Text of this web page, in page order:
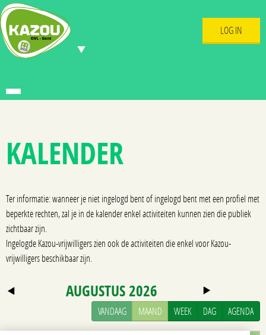
LOG IN
KALENDER
Ter informatie: wanneer je niet ingelogd bent of ingelogd bent met een profiel met
beperkte rechten, zal je in de kalender enkel activiteiten kunnen zien die publiek
zichtbaar zijn.
Ingelogde Kazou-vrijwilligers zien ook de activiteiten die enkel voor Kazou-
vrijwilligers beschikbaar zijn.
AUGUSTUS 2026
VANDAAG MAAND WEEK DAG AGENDA